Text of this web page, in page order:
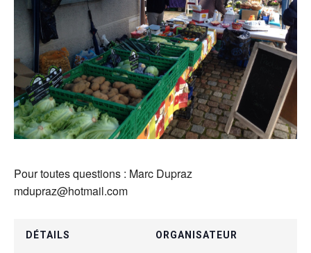
Pour toutes questions : Marc Dupraz
mdupraz@hotmail.com
DÉTAILS ORGANISATEUR